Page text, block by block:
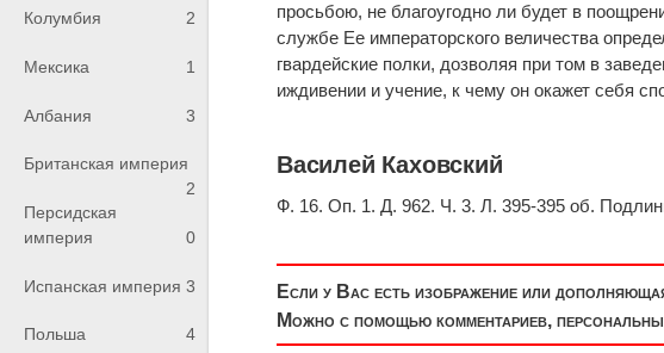
Колумбия 2
Мексика 1
Албания 3
Британская империя
2
Персидская
империя
0
Испанская империя 3
Польша 4
просьбою, не благоугодно ли будет в
службе Ее императорского величества
гвардейские полки, дозволяя при том в
иждивении и учение, к чему он окажет себя
Василей Каховский
Ф. 16. Оп. 1. Д. 962. Ч. 3. Л. 395-395 об.
Если у Вас есть изображение или
Можно с помощью комментариев,